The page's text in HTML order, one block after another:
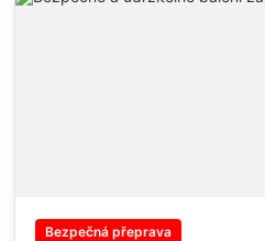
Bezpečná přeprava